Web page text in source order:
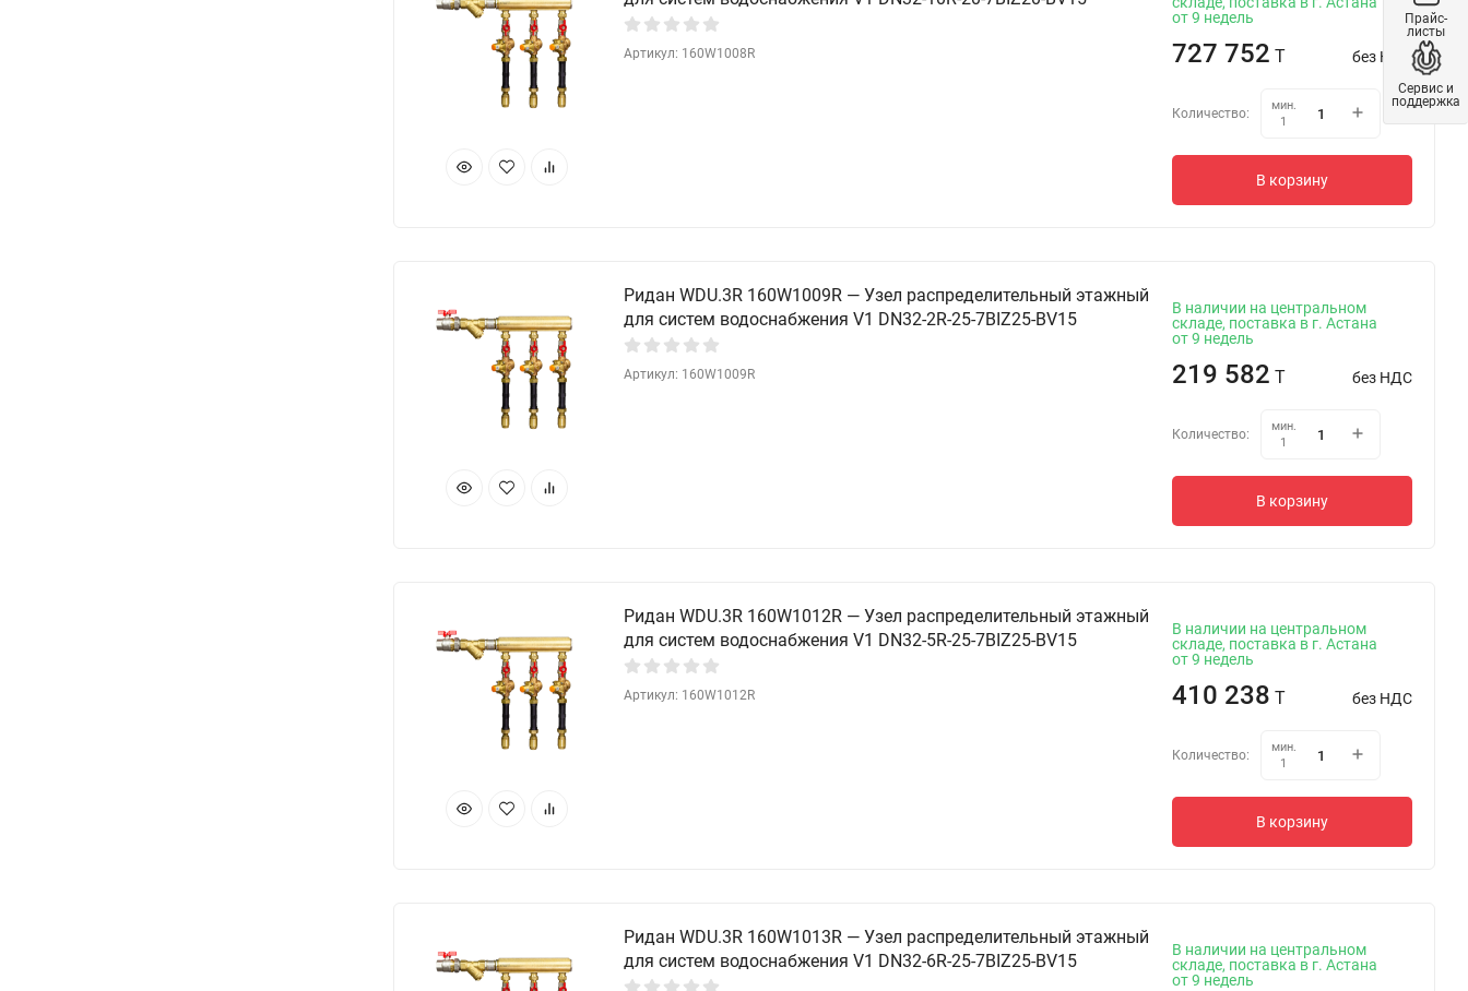
Артикул: 160W1008R
от 9 недель
727 752 T без НДС
Количество:
мин.
1
В корзину
Ридан WDU.3R 160W1009R — Узел распределительный этажный
для систем водоснабжения V1 DN32-2R-25-7BIZ25-BV15
Артикул: 160W1009R
В наличии на центральном
складе, поставка в г. Астана
от 9 недель
219 582 T без НДС
Количество:
мин.
1
В корзину
Ридан WDU.3R 160W1012R — Узел распределительный этажный
для систем водоснабжения V1 DN32-5R-25-7BIZ25-BV15
Артикул: 160W1012R
В наличии на центральном
складе, поставка в г. Астана
от 9 недель
410 238 T без НДС
Количество:
мин.
1
В корзину
Ридан WDU.3R 160W1013R — Узел распределительный этажный
для систем водоснабжения V1 DN32-6R-25-7BIZ25-BV15
В наличии на центральном
складе, поставка в г. Астана
от 9 недель
Прайс-
листы
Сервис и
поддержка